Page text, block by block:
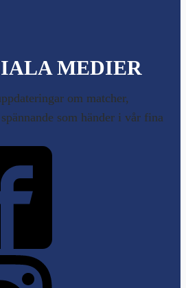
MEDIER
om matcher,
som händer i vår fina